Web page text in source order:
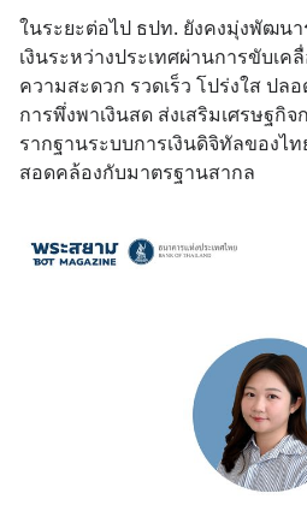
ในระยะต่อไป ธปท. ยังคงมุ่งพัฒน
เงินระหว่างประเทศผ่านการขับเ
ความสะดวก รวดเร็ว โปร่งใส ป
การพึ่งพาเงินสด ส่งเสริมเศรษฐกิ
รากฐานระบบการเงินดิจิทัลของไ
สอดคล้องกับมาตรฐานสากล